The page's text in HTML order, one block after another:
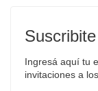
Ingresá aquí tu
invitaciones a